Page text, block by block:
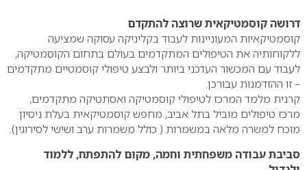
דרושה קוסמטיקאית שרוצה להתקדם
קוסמטיקאיות המעוניינות לעבוד בקליניקה עסוקה שמציעה
ללקוחותיה את הטיפולים המתקדמים בעולם בתחום הקוסמטיקה,
לעבוד עם המכשור העדכני ביותר ולבצע טיפולי קוסמטיים מתקדמים
– זו ההזדמנות עבורכן.
קרנית מלמד המרכז לטיפולי קוסמטיקה ואסתטיקה מתקדמים,
מרכז טיפולים מוביל בתל אביב, מחפש קוסמטיקאית בעלת ניסיון
מוכח למשרה מלאה במשמרות ( כולל משמרות ערב ושישי לסירוגין).
סביבת עבודה משפחתית וחמה, מקום להתפתח, ללמוד